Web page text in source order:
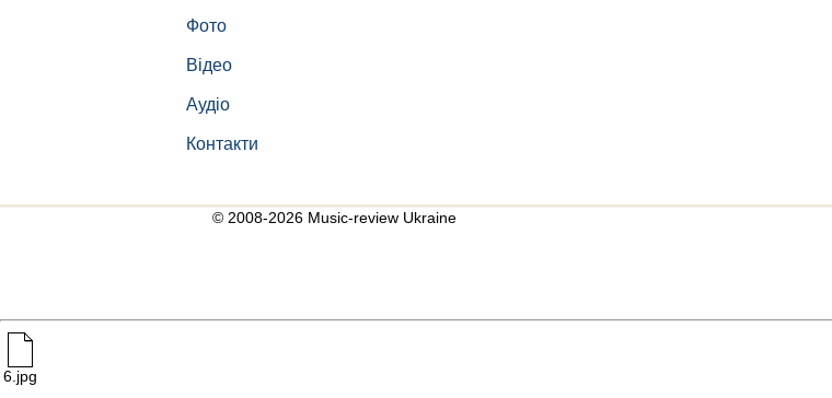
Фото
Відео
Аудіо
Контакти
© 2008-2026 Music-review Ukraine
6.jpg